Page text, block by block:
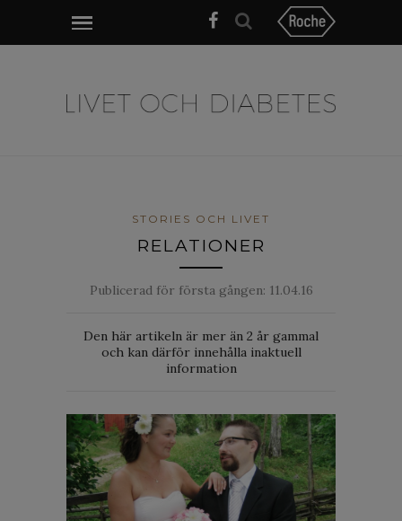
STORIES OCH LIVET
RELATIONER
Publicerad för första gången: 11.04.16
Den här artikeln är mer än 2 år gammal
och kan därför innehålla inaktuell
information